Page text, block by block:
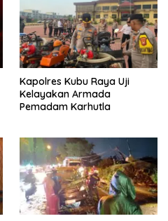
Kapolres Kubu Raya Uji
Kelayakan Armada
Pemadam Karhutla